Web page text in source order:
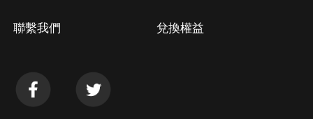
聯繫我們 兌換權益